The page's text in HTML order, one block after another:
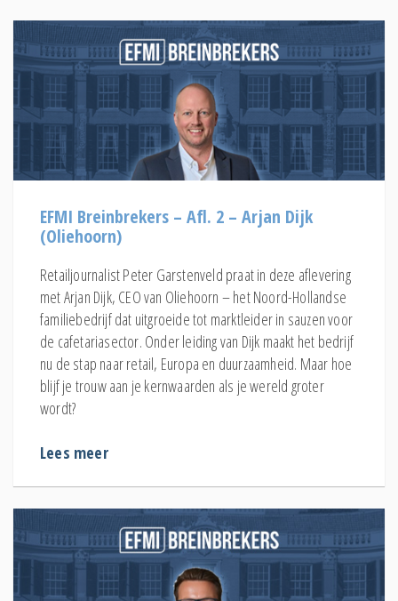
EFMI Breinbrekers – Afl. 2 – Arjan Dijk
(Oliehoorn)
Retailjournalist Peter Garstenveld praat in deze aflevering
met Arjan Dijk, CEO van Oliehoorn – het Noord-Hollandse
familiebedrijf dat uitgroeide tot marktleider in sauzen voor
de cafetariasector. Onder leiding van Dijk maakt het bedrijf
nu de stap naar retail, Europa en duurzaamheid. Maar hoe
blijf je trouw aan je kernwaarden als je wereld groter
wordt?
Lees meer